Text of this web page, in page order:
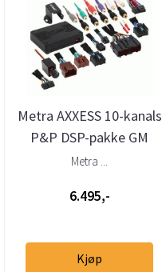
Metra AXXESS 10-kanals
P&P DSP-pakke GM
(2007 - 2017)
Metra ...
6.495,-
Kjøp